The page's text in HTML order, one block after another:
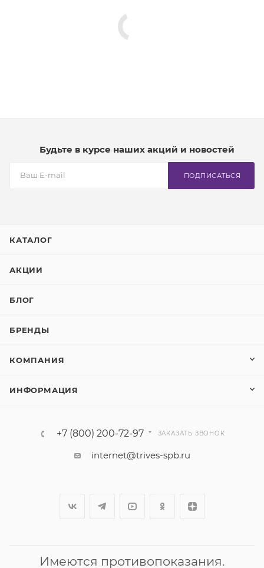
Будьте в курсе наших акций и новостей
ПОДПИСАТЬСЯ
КАТАЛОГ
АКЦИИ
БЛОГ
БРЕНДЫ
КОМПАНИЯ
ИНФОРМАЦИЯ
+7 (800) 200-72-97 ЗАКАЗАТЬ ЗВОНОК
internet@trives-spb.ru
Имеются противопоказания.